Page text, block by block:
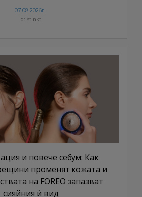
07.08.2026г.
d:istinkt
и повече себум: Как
променят кожата и
на FOREO запазват
сияйния ѝ вид